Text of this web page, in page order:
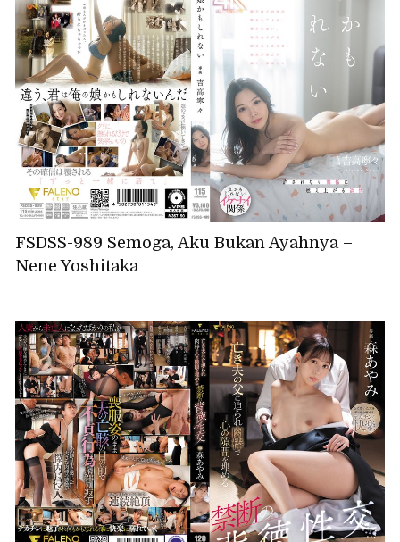
FSDSS-989 Semoga, Aku Bukan Ayahnya –
Nene Yoshitaka